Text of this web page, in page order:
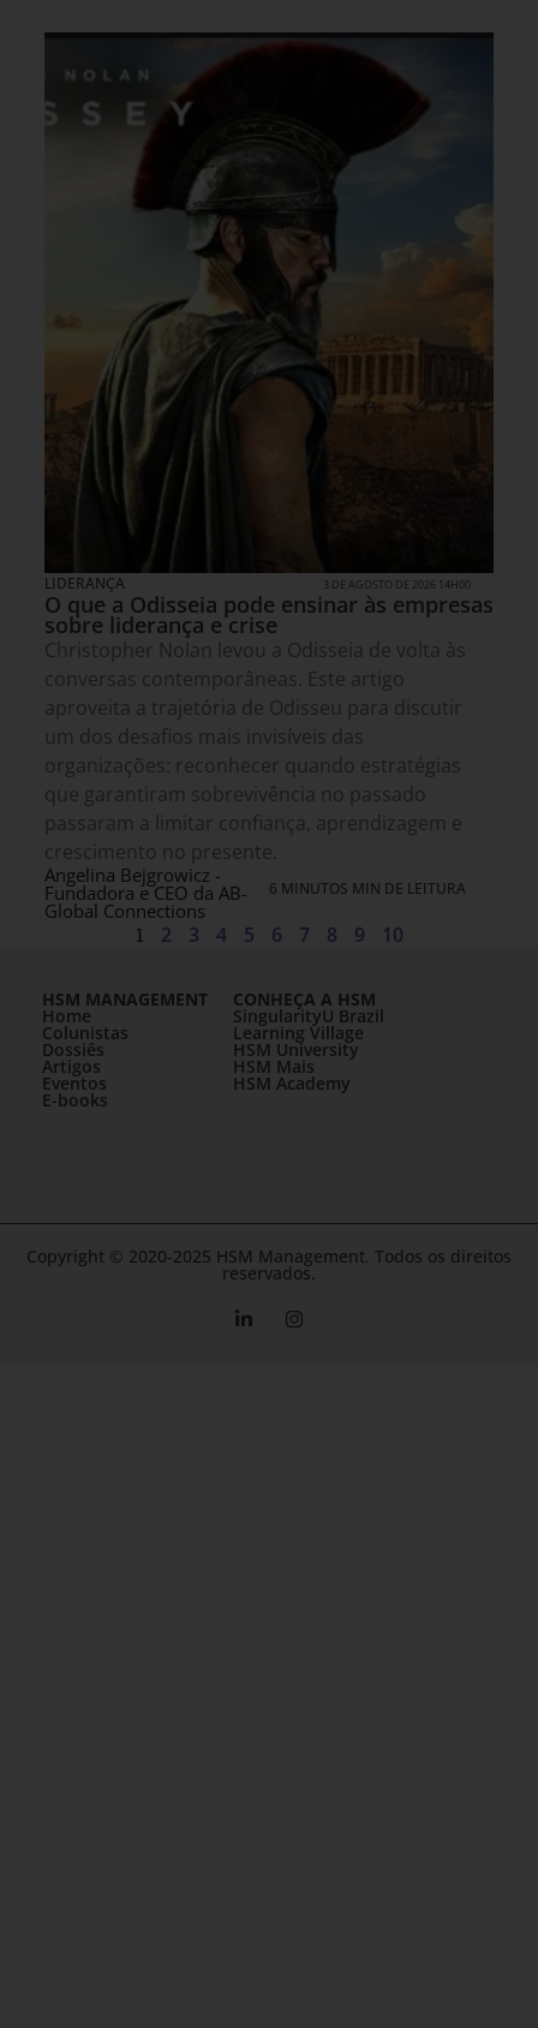
LIDERANÇA 3 DE AGOSTO DE 2026 14H00
O que a Odisseia pode ensinar às empresas
sobre liderança e crise
Christopher Nolan levou a Odisseia de volta às
conversas contemporâneas. Este artigo
aproveita a trajetória de Odisseu para discutir
um dos desafios mais invisíveis das
organizações: reconhecer quando estratégias
que garantiram sobrevivência no passado
passaram a limitar confiança, aprendizagem e
crescimento no presente.
Angelina Bejgrowicz -
Fundadora e CEO da AB-
Global Connections
6 MINUTOS MIN DE LEITURA
1 2 3 4 5 6 7 8 9 10
HSM MANAGEMENT
Home
Colunistas
Dossiês
Artigos
Eventos
E-books
CONHEÇA A HSM
SingularityU Brazil
Learning Village
HSM University
HSM Mais
HSM Academy
Copyright © 2020-2025 HSM Management. Todos os direitos
reservados.